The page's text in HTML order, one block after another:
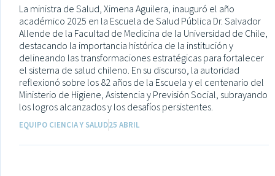
La ministra de Salud, Ximena Aguilera, inauguró el año
académico 2025 en la Escuela de Salud Pública Dr. Salvador
Allende de la Facultad de Medicina de la Universidad de Chile,
destacando la importancia histórica de la institución y
delineando las transformaciones estratégicas para fortalecer
el sistema de salud chileno. En su discurso, la autoridad
reflexionó sobre los 82 años de la Escuela y el centenario del
Ministerio de Higiene, Asistencia y Previsión Social, subrayando
los logros alcanzados y los desafíos persistentes.
EQUIPO CIENCIA Y SALUD25 ABRIL